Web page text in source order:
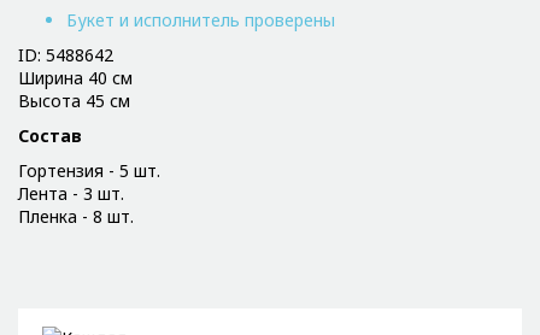
Букет и исполнитель проверены
ID: 5488642
Ширина 40 см
Высота 45 см
Состав
Гортензия - 5 шт.
Лента - 3 шт.
Пленка - 8 шт.